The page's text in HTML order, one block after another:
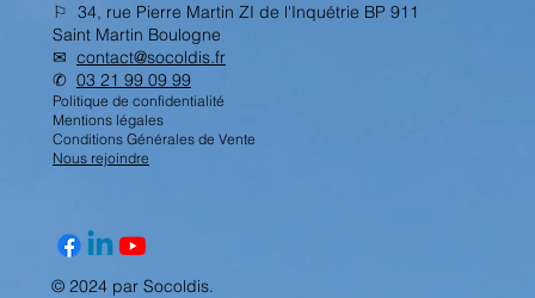
⚐ 34, rue Pierre Martin ZI de l'Inquétrie BP 911
Saint Martin Boulogne
✉︎ contact@socoldis.fr
✆ 03 21 99 09 99
Politique de confidentialité
Mentions légales
Conditions Générales de Vente
Nous rejoindre
© 2024 par Socoldis.